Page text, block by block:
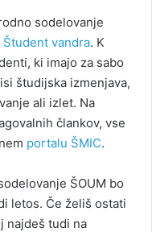
sodelovanje
vandra. K
ki imajo za sabo
študijska izmenjava,
ali izlet. Na
člankov, vse
portalu ŠMIC.
ŠOUM bo
letos. Če želiš ostati
najdeš tudi na